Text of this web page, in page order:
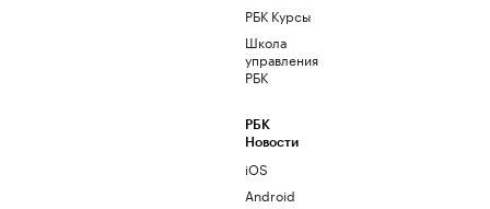
РБК Курсы
Школа
управления
РБК
РБК
Новости
iOS
Android